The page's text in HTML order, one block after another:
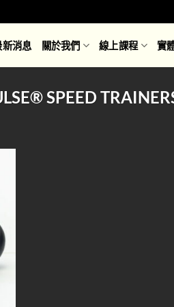
新消息 關於我們 線上課程 實
SPEED